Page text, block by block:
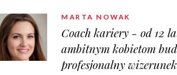
MARTA NOWAK
Coach kariery - od 12
ambitnym kobietom
profesjonalny